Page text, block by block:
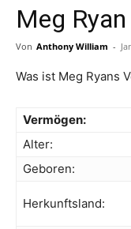
Meg
Von Anthony William -
Was ist Meg Ryans
Vermögen:
Alter:
Geboren:
Herkunftsland: